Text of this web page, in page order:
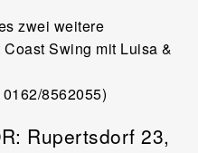
zwei weitere
Swing mit Luisa &
8562055)
Rupertsdorf 23,